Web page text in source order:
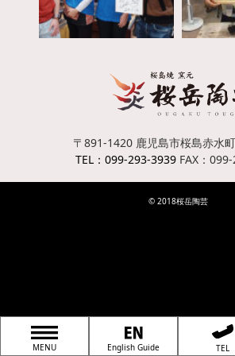
〒891-1420 鹿児島市桜島赤水
TEL：099-293-3939 FAX：
© 2018桜岳陶芸
MENU English Guide TEL